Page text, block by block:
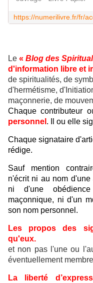
Le « Blog des
d'information libre et
de spiritualités, de
d'hermétisme,
maçonnerie, de
Chaque contributeur
personnel . Il ou elle
Chaque signataire
rédige.
Sauf mention
n'écrit ni au nom
ni d'une
maçonnique, ni d'un
son nom personnel.
Les propos des
qu'eux.
et non pas l'une ou
éventuellement
La liberté